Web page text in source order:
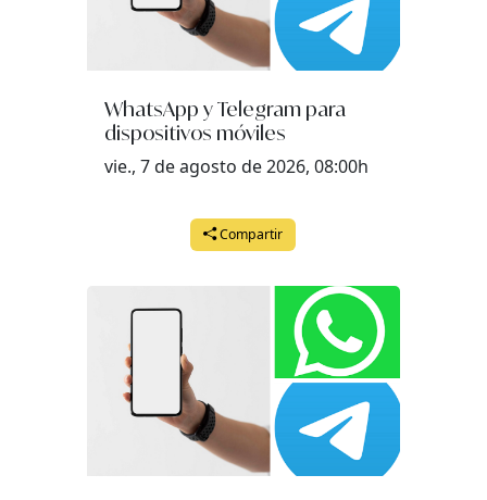
WhatsApp y Telegram para
dispositivos móviles
vie., 7 de agosto de 2026, 08:00h
Compartir